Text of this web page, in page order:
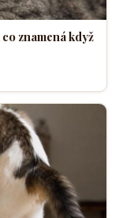
znamená když